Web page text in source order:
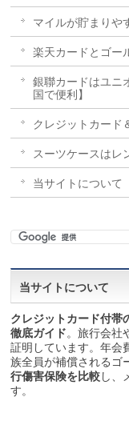
マイルが貯まりや
楽天カードとゴー
銀聯カードはユニ
国で便利】
クレジットカード
スーツケースはレ
当サイトについて
当サイトについて
クレジットカード付帯
徹底ガイド。旅行会社
証明しています。年会
族全員が補償されるゴ
行傷害保険を比較し、
す。